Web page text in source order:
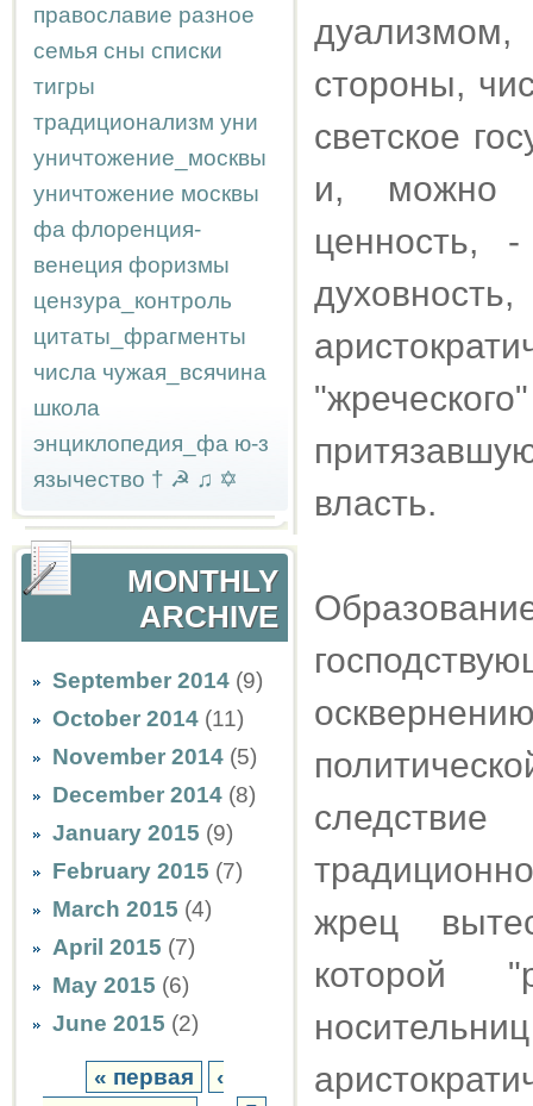
православие разное
семья сны списки
тигры
традиционализм уни
уничтожение_москвы
уничтожение москвы
фа флоренция-
венеция форизмы
цензура_контроль
цитаты_фрагменты
числа чужая_всячина
школа
энциклопедия_фа ю-з
язычество † ☭ ♫ ✡
MONTHLY
ARCHIVE
September 2014 (9)
October 2014 (11)
November 2014 (5)
December 2014 (8)
January 2015 (9)
February 2015 (7)
March 2015 (4)
April 2015 (7)
May 2015 (6)
June 2015 (2)
« первая
‹
стороны,
светское
и, можно
ценность,
власть.
жрец
которой